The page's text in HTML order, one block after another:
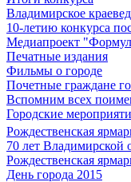
Владимирское
10-летию конкурса
Медиапроект
Печатные издания
Фильмы о городе
Почетные граждане
Вспомним всех
Городские
Рождественская
70 лет Владимирской
Рождественская
День города 2015